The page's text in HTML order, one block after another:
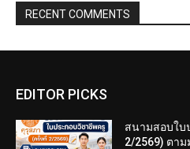
RECENT COMMENTS
EDITOR PICKS
สนามสอบใบ
2/2569) ตา